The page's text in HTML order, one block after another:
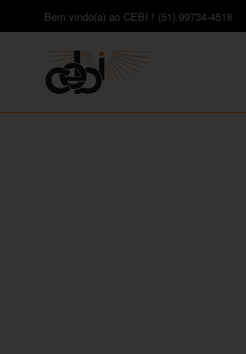
Bem vindo(a) ao CEBI ! (51) 99734-4518